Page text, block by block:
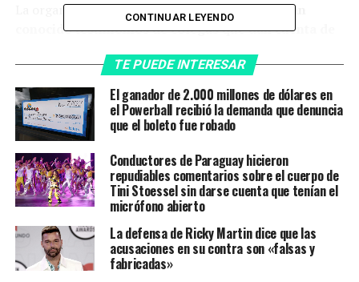
La organización señaló que «en estos días se han
conocido testimonios de colegas que dan cuenta de
años, a través de las encuestas que realizamos entre
nuestras más de 200 integrantes
«Insultos, humillaciones, acosos, negación y ninguneo
de la palabra, degradación o pérdida de puestos de
trabajo al regresar de la licencia por maternidad
constituyen, entre otras conductas inadmisibles,
prácticas que forman parte del paradigma de
radios, portales web a lo largo y ancho de nuestro país,
tanto en medios públicos como privados», se enumeró.
CONTINUAR LEYENDO
TE PUEDE INTERESAR
El ganador de 2.000 millones de dólares en
el Powerball recibió la demanda que denuncia
que el boleto fue robado
Conductores de Paraguay hicieron
repudiables comentarios sobre el cuerpo de
Tini Stoessel sin darse cuenta que tenían el
micrófono abierto
La defensa de Ricky Martin dice que las
acusaciones en su contra son «falsas y
fabricadas»